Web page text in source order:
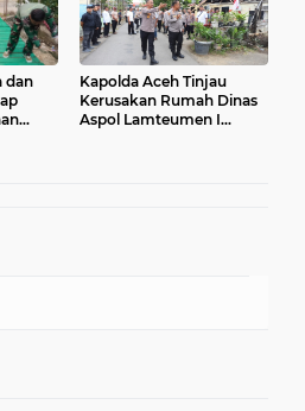
dan
Kapolda Aceh Tinjau
Kerusakan Rumah Dinas
Aspol Lamteumen I